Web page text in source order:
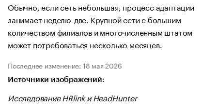
Обычно, если сеть небольшая, процесс адаптации
занимает неделю-две. Крупной сети с большим
количеством филиалов и многочисленным штатом
может потребоваться несколько месяцев.
Последнее изменение: 18 мая 2026
Источники изображений:
Исследование HRlink и HeadHunter